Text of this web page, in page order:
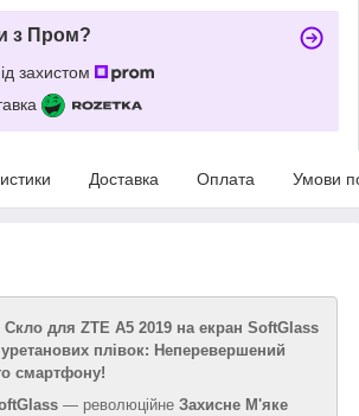
з Пром?
захистом
Доставка Оплата Умови
для ZTE A5 2019 на екран SoftGlass
плівок: Неперевершений
смартфону!
— революційне Захисне М'яке